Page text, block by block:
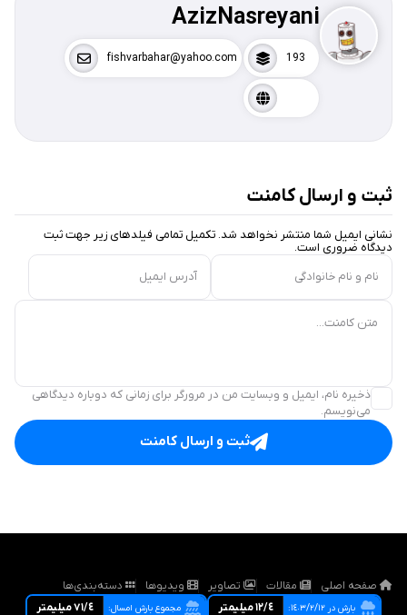
AzizNasreyani
193
fishvarbahar@yahoo.com
ثبت و ارسال کامنت
نشانی ایمیل شما منتشر نخواهد شد. تکمیل تمامی فیلد‌های زیر جهت ثبت
دیدگاه ضروری است.
نام و نام خانوادگی
آدرس ایمیل
متن کامنت...
ذخیره نام، ایمیل و وبسایت من در مرورگر برای زمانی که دوباره دیدگاهی
می‌نویسم.
ثبت و ارسال کامنت
صفحه اصلی مقالات تصاویر ویدیوها دسته‌بندی‌ها
بارش در ١٤٠٣/٢/١٢: ١٢/٤ ميليمتر مجموع بارش امسال: ٧١/٤ ميليمتر